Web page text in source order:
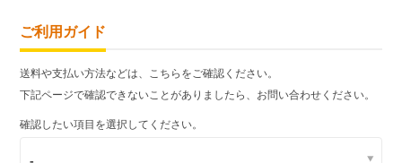
ご利用ガイド
送料や支払い方法などは、こちらをご確認ください。
下記ページで確認できないことがありましたら、お問い合わせください。
確認したい項目を選択してください。